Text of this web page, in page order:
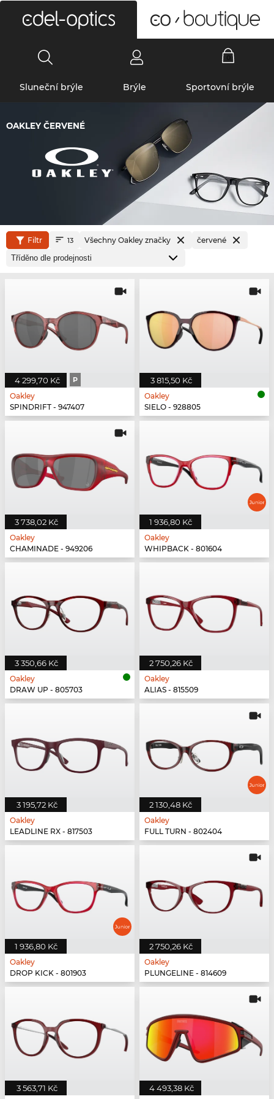
Sluneční brýle Brýle Sportovní brýle
OAKLEY ČERVENÉ
Filtr 13 Všechny Oakley značky červené
4 299,70 Kč P
Oakley
SPINDRIFT - 947407
3 815,50 Kč
Oakley
SIELO - 928805
3 738,02 Kč
Oakley
CHAMINADE - 949206
1 936,80 Kč
Oakley
WHIPBACK - 801604
3 350,66 Kč
Oakley
DRAW UP - 805703
2 750,26 Kč
Oakley
ALIAS - 815509
3 195,72 Kč
Oakley
LEADLINE RX - 817503
2 130,48 Kč
Oakley
FULL TURN - 802404
1 936,80 Kč
Oakley
DROP KICK - 801903
2 750,26 Kč
Oakley
PLUNGELINE - 814609
3 563,71 Kč 4 493,38 Kč